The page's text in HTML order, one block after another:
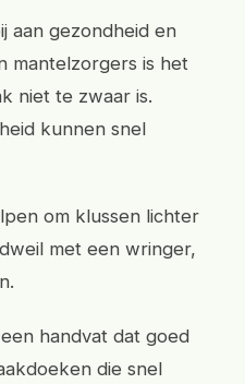
aan gezondheid en
mantelzorgers is het
niet te zwaar is.
kunnen snel
om klussen lichter
met een wringer,
handvat dat goed
die snel